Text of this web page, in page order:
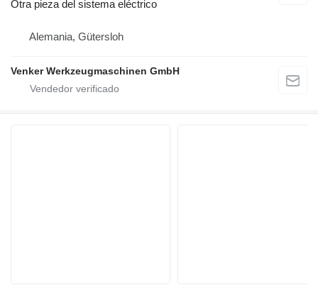
Otra pieza del sistema eléctrico
Alemania, Gütersloh
Venker Werkzeugmaschinen GmbH